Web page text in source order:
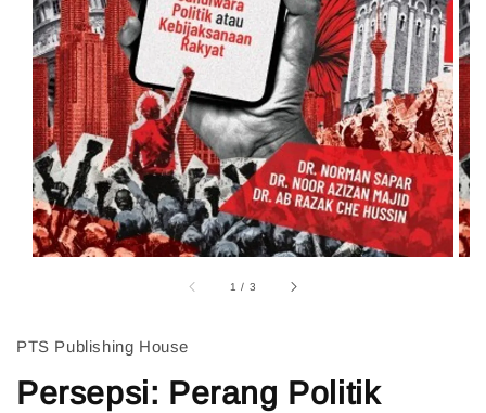
1 / 3
PTS Publishing House
Persepsi: Perang Politik